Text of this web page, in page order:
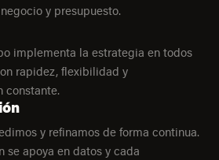
y presupuesto.
implementa la estrategia en todos
rapidez, flexibilidad y
constante.
y refinamos de forma continua.
se apoya en datos y cada